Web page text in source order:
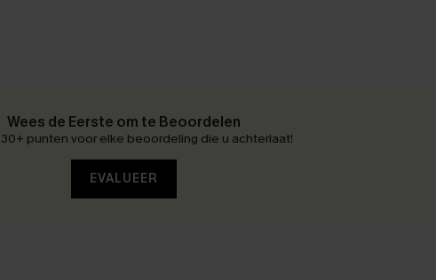
Wees de Eerste om te Beoordelen
punten voor elke beoordeling die u achterlaat!
EVALUEER